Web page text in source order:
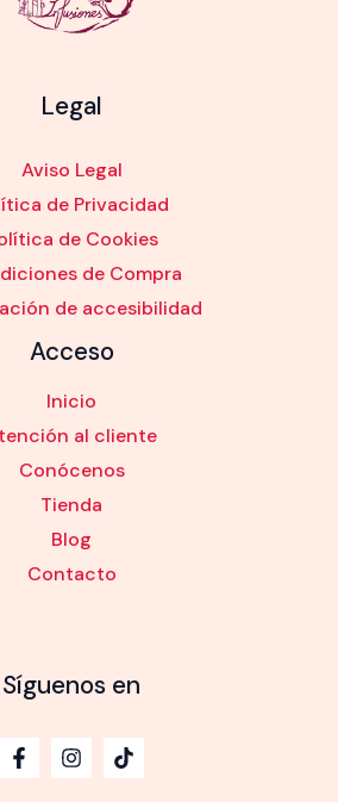
Legal
Aviso Legal
de Privacidad
de Cookies
de Compra
de accesibilidad
Acceso
Inicio
al cliente
Conócenos
Tienda
Blog
Contacto
Síguenos en